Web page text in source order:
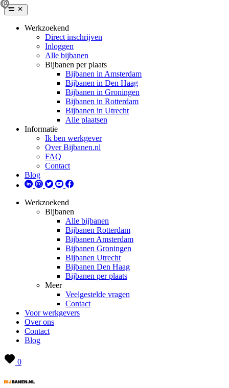
Werkzoekend
Direct inschrijven
Inloggen
Alle bijbanen
Bijbanen per plaats
Bijbanen in Amsterdam
Bijbanen in Den Haag
Bijbanen in Groningen
Bijbanen in Rotterdam
Bijbanen in Utrecht
Alle plaatsen
Informatie
Ik ben werkgever
Over Bijbanen.nl
FAQ
Contact
Blog
Werkzoekend
Bijbanen
Alle bijbanen
Bijbanen Rotterdam
Bijbanen Amsterdam
Bijbanen Groningen
Bijbanen Utrecht
Bijbanen Den Haag
Bijbanen per plaats
Meer
Veelgestelde vragen
Contact
Voor werkgevers
Over ons
Contact
Blog
0